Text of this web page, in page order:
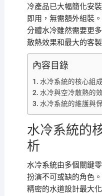
冷產品已大幅簡化安
即用，無需額外組裝
分體水冷雖然需要更
散熱效果和最大的客
內容目錄
水冷系統的核心組
水冷與空冷散熱的
水冷系統的維護與
水冷系統的
析
水冷系統由多個關鍵
扮演不可或缺的角色
精密的水道設計最大